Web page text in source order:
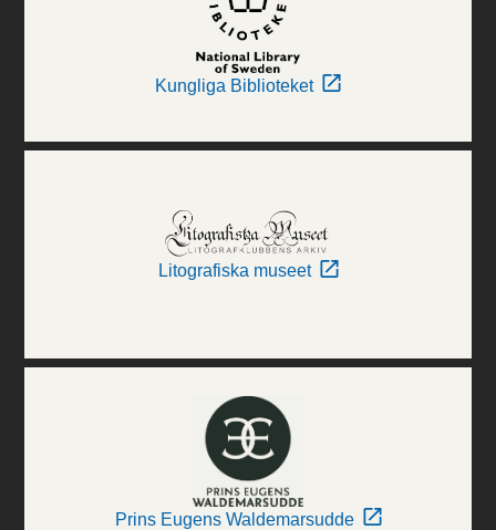
Kungliga Biblioteket
Litografiska museet
Prins Eugens Waldemarsudde